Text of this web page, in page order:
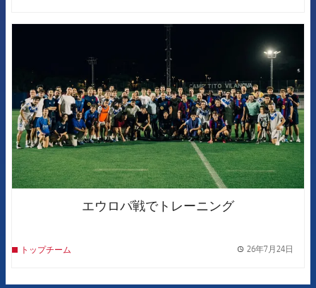
FCB Barcelona badge
エウロパ戦でトレーニング
トップチーム 26年7月24日